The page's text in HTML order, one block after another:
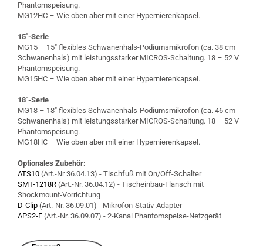
Phantomspeisung.
MG12HC – Wie oben aber mit einer Hypernierenkapsel.
15″-Serie
MG15 – 15″ flexibles Schwanenhals-Podiumsmikrofon (ca. 38 cm
Schwanenhals) mit leistungsstarker MICROS-Schaltung. 18 – 52 V
Phantomspeisung.
MG15HC – Wie oben aber mit einer Hypernierenkapsel.
18″-Serie
MG18 – 18″ flexibles Schwanenhals-Podiumsmikrofon (ca. 46 cm
Schwanenhals) mit leistungsstarker MICROS-Schaltung. 18 – 52 V
Phantomspeisung.
MG18HC – Wie oben aber mit einer Hypernierenkapsel.
Optionales Zubehör:
ATS10 (Art.-Nr 36.04.13) - Tischfuß mit On/Off-Schalter
SMT-1218R (Art.-Nr. 36.04.12) - Tischeinbau-Flansch mit
Shockmount-Vorrichtung
D-Clip (Art.-Nr. 36.09.01) - Mikrofon-Stativ-Adapter
APS2-E (Art.-Nr. 36.09.07) - 2-Kanal Phantomspeise-Netzgerät